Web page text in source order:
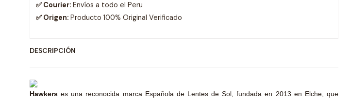
✅ Courier: Envíos a todo el Peru
✅ Origen: Producto 100% Original Verificado
DESCRIPCIÓN
Hawkerses una reconocida marca Española de Lentes de Sol, fundada en 2013 en Elche, que